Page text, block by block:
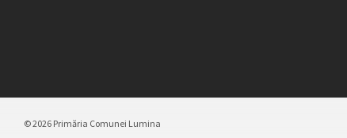
© 2026 Primăria Comunei Lumina